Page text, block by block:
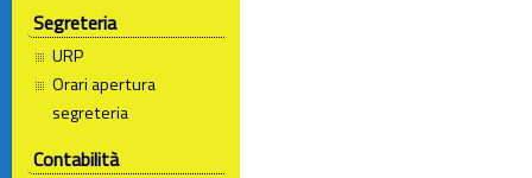
Segreteria
URP
Orari apertura
segreteria
Contabilità